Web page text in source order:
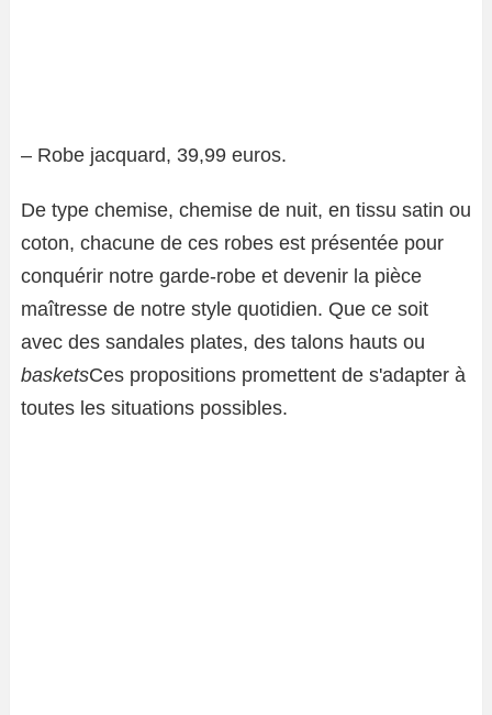
– Robe jacquard, 39,99 euros.
De type chemise, chemise de nuit, en tissu satin ou
coton, chacune de ces robes est présentée pour
conquérir notre garde-robe et devenir la pièce
maîtresse de notre style quotidien. Que ce soit
avec des sandales plates, des talons hauts ou
basketsCes propositions promettent de s'adapter à
toutes les situations possibles.